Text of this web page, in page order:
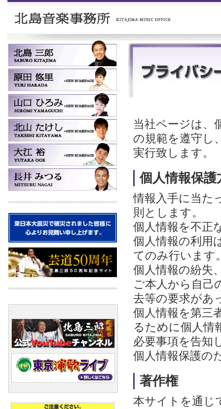
当社ページは、
の規範を遵守し
実行致します。
個人情報保護
情報入手に当た
則とします。
個人情報を不正
個人情報の利用
てのみ行います
個人情報の紛失
ご本人から自己
去等の要求があ
個人情報を第三
るために個人情
必要事項を告知
個人情報保護の
著作権
本サイトを通じ